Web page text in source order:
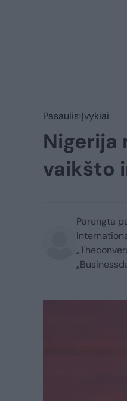
Pasaulis Įvykiai
Nigerija
vaikšto
Parengta